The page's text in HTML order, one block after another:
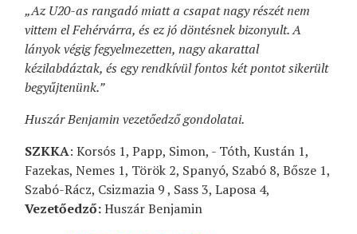
„Az U20-as rangadó miatt a csapat nagy részét nem
vittem el Fehérvárra, és ez jó döntésnek bizonyult. A
lányok végig fegyelmezetten, nagy akarattal
kézilabdáztak, és egy rendkívül fontos két pontot sikerült
begyűjtenünk.”
Huszár Benjamin vezetőedző gondolatai.
SZKKA: Korsós 1, Papp, Simon, - Tóth, Kustán 1,
Fazekas, Nemes 1, Török 2, Spanyó, Szabó 8, Bősze 1,
Szabó-Rácz, Csizmazia 9 , Sass 3, Laposa 4,
Vezetőedző:Huszár Benjamin